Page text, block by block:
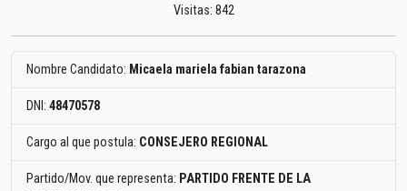
Visitas: 842
Nombre Candidato: Micaela mariela fabian tarazona
DNI: 48470578
Cargo al que postula: CONSEJERO REGIONAL
Partido/Mov. que representa: PARTIDO FRENTE DE LA